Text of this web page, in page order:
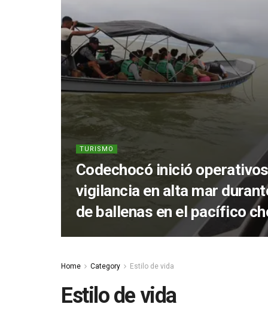
TURISMO
Codechocó inició
vigilancia en alta mar
de ballenas en el pacífico
Home Category Estilo de vida
Estilo de vida